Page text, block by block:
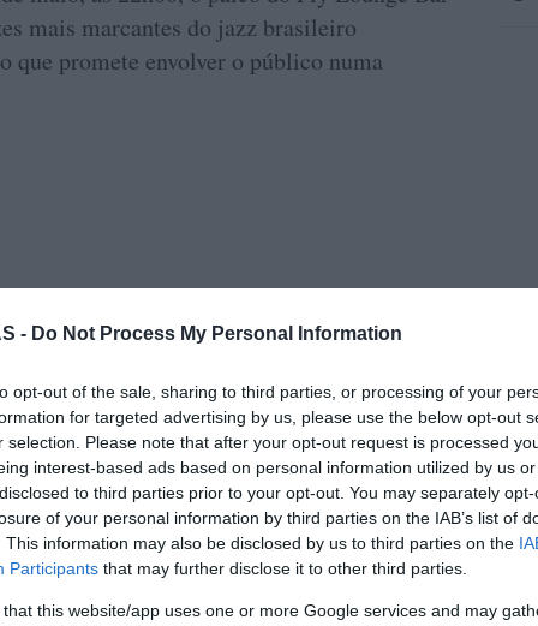
- Do Not Process My Personal Information
opt-out of the sale, sharing to third parties, or processing of your
for targeted advertising by us, please use the below opt-out
selection. Please note that after your opt-out request is processed
interest-based ads based on personal information utilized by us
to third parties prior to your opt-out. You may separately
of your personal information by third parties on the IAB’s list of
This information may also be disclosed by us to third parties on the
Participants that may further disclose it to other third parties.
that this website/app uses one or more Google services and may
mais marcantes do jazz brasileiro
que promete envolver o público numa
para mais um Verão de sabores à beira-
desde o primeiro instante. O som das
o crepitar do fogo ao ar livre e uma
estação ganham nova vida. É neste cenário
temporada do Fire Pit à beira-mar, a partir